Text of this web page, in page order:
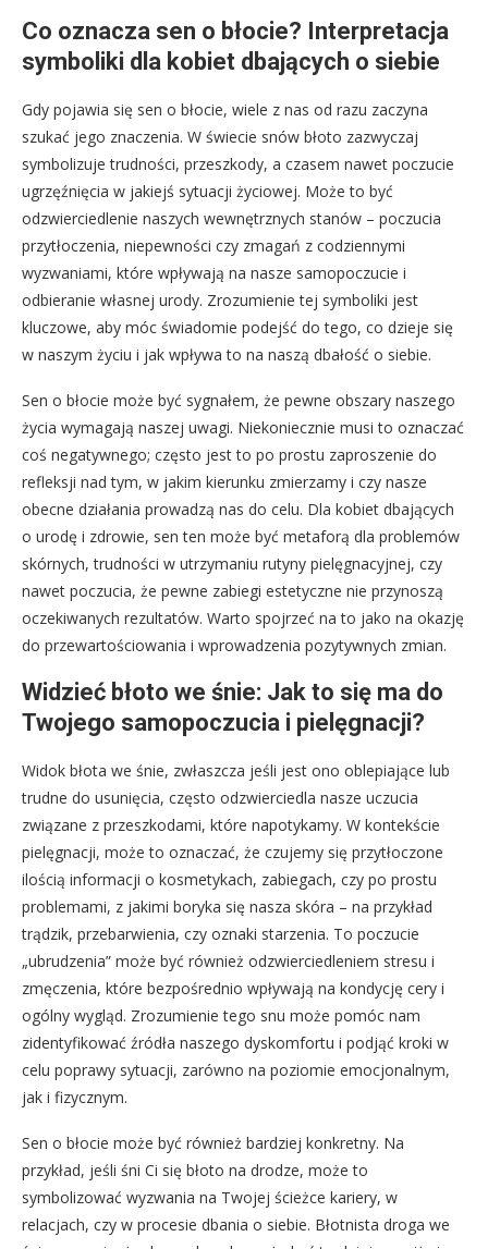
Co oznacza sen o błocie? Interpretacja
symboliki dla kobiet dbających o siebie
Gdy pojawia się sen o błocie, wiele z nas od razu zaczyna
szukać jego znaczenia. W świecie snów błoto zazwyczaj
symbolizuje trudności, przeszkody, a czasem nawet poczucie
ugrzęźnięcia w jakiejś sytuacji życiowej. Może to być
odzwierciedlenie naszych wewnętrznych stanów – poczucia
przytłoczenia, niepewności czy zmagań z codziennymi
wyzwaniami, które wpływają na nasze samopoczucie i
odbieranie własnej urody. Zrozumienie tej symboliki jest
kluczowe, aby móc świadomie podejść do tego, co dzieje się
w naszym życiu i jak wpływa to na naszą dbałość o siebie.
Sen o błocie może być sygnałem, że pewne obszary naszego
życia wymagają naszej uwagi. Niekoniecznie musi to oznaczać
coś negatywnego; często jest to po prostu zaproszenie do
refleksji nad tym, w jakim kierunku zmierzamy i czy nasze
obecne działania prowadzą nas do celu. Dla kobiet dbających
o urodę i zdrowie, sen ten może być metaforą dla problemów
skórnych, trudności w utrzymaniu rutyny pielęgnacyjnej, czy
nawet poczucia, że pewne zabiegi estetyczne nie przynoszą
oczekiwanych rezultatów. Warto spojrzeć na to jako na okazję
do przewartościowania i wprowadzenia pozytywnych zmian.
Widzieć błoto we śnie: Jak to się ma do
Twojego samopoczucia i pielęgnacji?
Widok błota we śnie, zwłaszcza jeśli jest ono oblepiające lub
trudne do usunięcia, często odzwierciedla nasze uczucia
związane z przeszkodami, które napotykamy. W kontekście
pielęgnacji, może to oznaczać, że czujemy się przytłoczone
ilością informacji o kosmetykach, zabiegach, czy po prostu
problemami, z jakimi boryka się nasza skóra – na przykład
trądzik, przebarwienia, czy oznaki starzenia. To poczucie
„ubrudzenia” może być również odzwierciedleniem stresu i
zmęczenia, które bezpośrednio wpływają na kondycję cery i
ogólny wygląd. Zrozumienie tego snu może pomóc nam
zidentyfikować źródła naszego dyskomfortu i podjąć kroki w
celu poprawy sytuacji, zarówno na poziomie emocjonalnym,
jak i fizycznym.
Sen o błocie może być również bardziej konkretny. Na
przykład, jeśli śni Ci się błoto na drodze, może to
symbolizować wyzwania na Twojej ścieżce kariery, w
relacjach, czy w procesie dbania o siebie. Błotnista droga we